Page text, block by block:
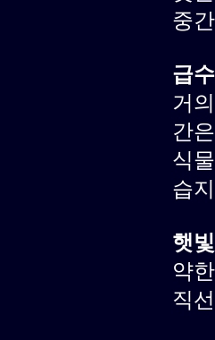
중
급
거
간
식
습
햇
약
직